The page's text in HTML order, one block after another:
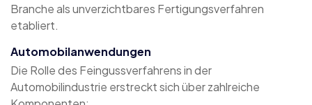
Branche als unverzichtbares Fertigungsverfahren
etabliert.
Automobilanwendungen
Die Rolle des Feingussverfahrens in der
Automobilindustrie erstreckt sich über zahlreiche